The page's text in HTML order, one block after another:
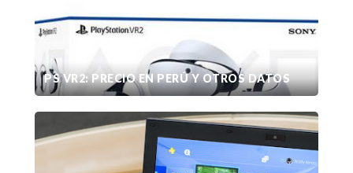
PS VR2: PRECIO EN PERÚ Y OTROS DATOS